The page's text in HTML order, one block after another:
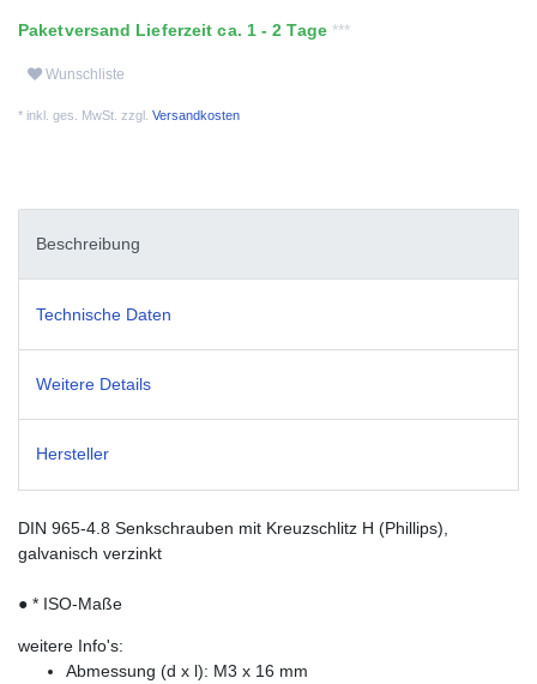
Paketversand Lieferzeit ca. 1 - 2 Tage
Wunschliste
* inkl. ges. MwSt. zzgl. Versandkosten
Beschreibung
Technische Daten
Weitere Details
Hersteller
DIN 965-4.8 Senkschrauben mit Kreuzschlitz H (Phillips),
galvanisch verzinkt
● * ISO-Maße
weitere Info's:
Abmessung (d x l): M3 x 16 mm